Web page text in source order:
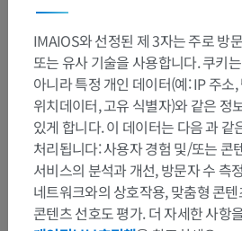
IMAIOS와 선정된 제 3자는 주로 방
또는 유사 기술을 사용합니다. 쿠키
아니라 특정 개인 데이터(예: IP 주소
위치데이터, 고유 식별자)와 같은 정
있게 합니다. 이 데이터는 다음 과 같
처리됩니다: 사용자 경험 및/또는 콘
서비스의 분석과 개선, 방문자 수 측
네트워크와의 상호작용, 맞춤형 콘
콘텐츠 선호도 평가. 더 자세한 사항